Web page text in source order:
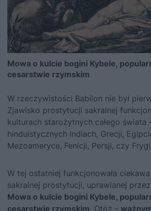
Mowa o kulcie bogini Kybele,
cesarstwie rzymskim
W rzeczywistości Babilon nie był
Zjawisko prostytucji sakralnej
kulturach starożytnych całego świata
hinduistycznych Indiach, Grecji,
Mezoameryce, Fenicji, Persji, czy
W tej ostatniej funkcjonowała
sakralnej prostytucji, uprawianej przez
Mowa o kulcie bogini Kybele,
cesarstwie rzymskim. Otóż –